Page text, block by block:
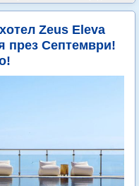
Zeus Eleva
през Септември!